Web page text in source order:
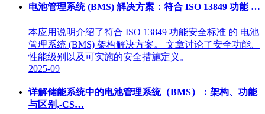
电池管理系统 (BMS) 解决方案：符合 ISO 13849 功能 …
本应用说明介绍了符合 ISO 13849 功能安全标准 的 电池
管理系统 (BMS) 架构解决方案。 文章讨论了安全功能、
性能级别以及可实施的安全措施定义。
2025-09
详解储能系统中的电池管理系统（BMS）：架构、功能
与区别,-CS…